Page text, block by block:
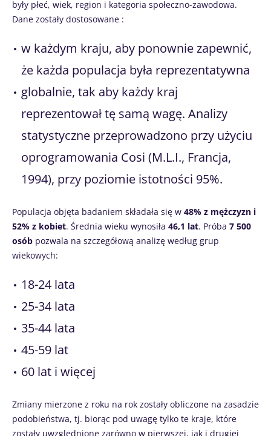
były płeć, wiek, region i kategoria społeczno-zawodowa.
Dane zostały dostosowane :
w każdym kraju, aby ponownie zapewnić,
że każda populacja była reprezentatywna
globalnie, tak aby każdy kraj
reprezentował tę samą wagę. Analizy
statystyczne przeprowadzono przy użyciu
oprogramowania Cosi (M.L.I., Francja,
1994), przy poziomie istotności 95%.
Populacja objęta badaniem składała się w 48% z mężczyzn i
52% z kobiet. Średnia wieku wynosiła 46,1 lat. Próba 7 500
osób pozwala na szczegółową analizę według grup
wiekowych:
18-24 lata
25-34 lata
35-44 lata
45-59 lat
60 lat i więcej
Zmiany mierzone z roku na rok zostały obliczone na zasadzie
podobieństwa, tj. biorąc pod uwagę tylko te kraje, które
zostały uwzględnione zarówno w pierwszej, jak i drugiej